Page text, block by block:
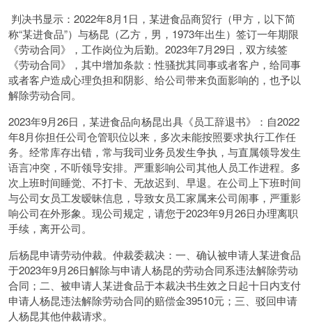
判决书显示：2022年8月1日，某进食品商贸行（甲方，以下简
称“某进食品”）与杨昆（乙方，男，1973年出生）签订一年期限
《劳动合同》，工作岗位为后勤。2023年7月29日，双方续签
《劳动合同》，其中增加条款：性骚扰其同事或者客户，给同事
或者客户造成心理负担和阴影、给公司带来负面影响的，也予以
解除劳动合同。
2023年9月26日，某进食品向杨昆出具《员工辞退书》：自2022
年8月你担任公司仓管职位以来，多次未能按照要求执行工作任
务。经常库存出错，常与我司业务员发生争执，与直属领导发生
语言冲突，不听领导安排。严重影响公司其他人员工作进程。多
次上班时间睡觉、不打卡、无故迟到、早退。在公司上下班时间
与公司女员工发暧昧信息，导致女员工家属来公司闹事，严重影
响公司在外形象。现公司规定，请您于2023年9月26日办理离职
手续，离开公司。
后杨昆申请劳动仲裁。仲裁委裁决：一、确认被申请人某进食品
于2023年9月26日解除与申请人杨昆的劳动合同系违法解除劳动
合同；二、被申请人某进食品于本裁决书生效之日起十日内支付
申请人杨昆违法解除劳动合同的赔偿金39510元；三、驳回申请
人杨昆其他仲裁请求。